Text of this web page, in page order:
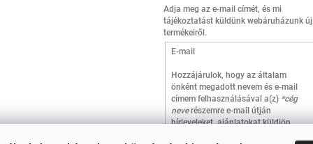
Adja meg az e-mail címét, és mi
tájékoztatást küldünk webáruházunk új
termékeiről.
E-mail
Hozzájárulok, hogy az általam
önként megadott nevem és e-mail
címem felhasználásával a(z) *cég
neverészemre e-mail útján
hírleveleket, ajánlatokat küldjön.